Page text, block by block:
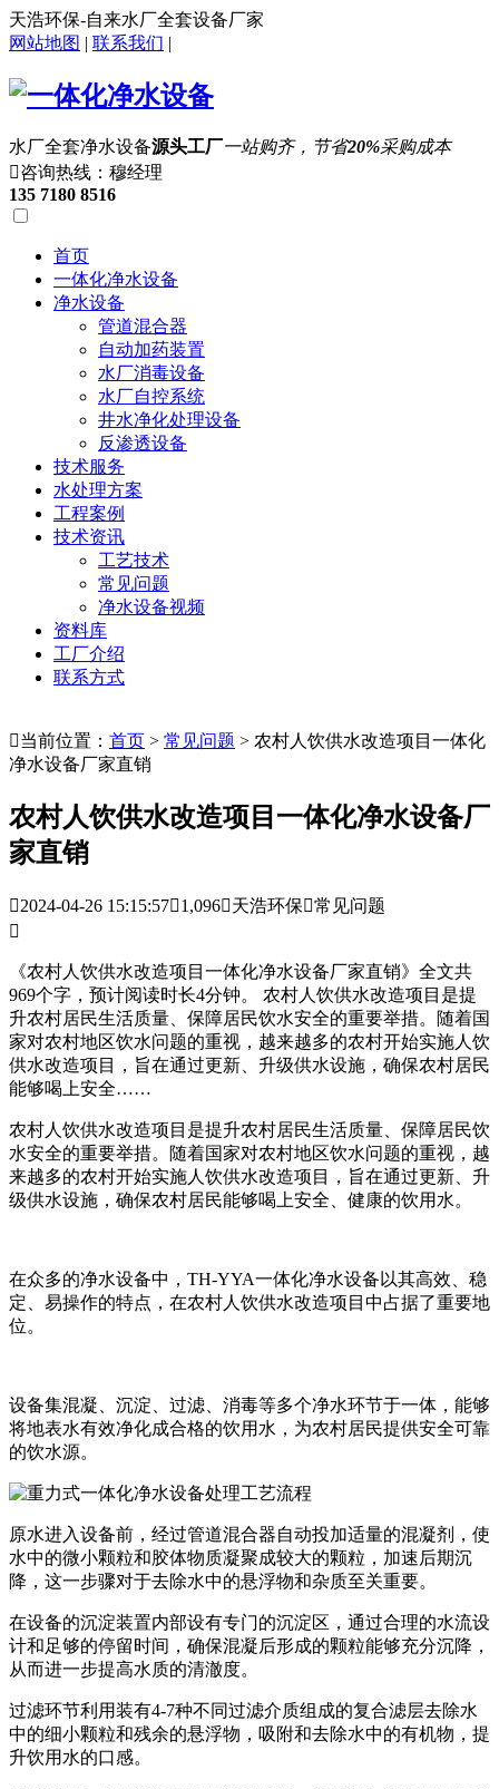
天浩环保-自来水厂全套设备厂家
网站地图 | 联系我们 |
水厂全套净水设备源头工厂一站购齐，节省20%采购成本
咨询热线：穆经理
135 7180 8516
首页
一体化净水设备
净水设备
管道混合器
自动加药装置
水厂消毒设备
水厂自控系统
井水净化处理设备
反渗透设备
技术服务
水处理方案
工程案例
技术资讯
工艺技术
常见问题
净水设备视频
资料库
工厂介绍
联系方式
当前位置： 首页 > 常见问题 > 农村人饮供水改造项目一体化
净水设备厂家直销
农村人饮供水改造项目一体化净水设备厂
家直销
2024-04-26 15:15:571,096天浩环保常见问题

《农村人饮供水改造项目一体化净水设备厂家直销》全文共
969个字，预计阅读时长4分钟。 农村人饮供水改造项目是提
升农村居民生活质量、保障居民饮水安全的重要举措。随着国
家对农村地区饮水问题的重视，越来越多的农村开始实施人饮
供水改造项目，旨在通过更新、升级供水设施，确保农村居民
能够喝上安全……
农村人饮供水改造项目是提升农村居民生活质量、保障居民饮
水安全的重要举措。随着国家对农村地区饮水问题的重视，越
来越多的农村开始实施人饮供水改造项目，旨在通过更新、升
级供水设施，确保农村居民能够喝上安全、健康的饮用水。
在众多的净水设备中，TH-YYA一体化净水设备以其高效、稳
定、易操作的特点，在农村人饮供水改造项目中占据了重要地
位。
设备集混凝、沉淀、过滤、消毒等多个净水环节于一体，能够
将地表水有效净化成合格的饮用水，为农村居民提供安全可靠
的饮水源。
原水进入设备前，经过管道混合器自动投加适量的混凝剂，使
水中的微小颗粒和胶体物质凝聚成较大的颗粒，加速后期沉
降，这一步骤对于去除水中的悬浮物和杂质至关重要。
在设备的沉淀装置内部设有专门的沉淀区，通过合理的水流设
计和足够的停留时间，确保混凝后形成的颗粒能够充分沉降，
从而进一步提高水质的清澈度。
过滤环节利用装有4-7种不同过滤介质组成的复合滤层去除水
中的细小颗粒和残余的悬浮物，吸附和去除水中的有机物，提
升饮用水的口感。